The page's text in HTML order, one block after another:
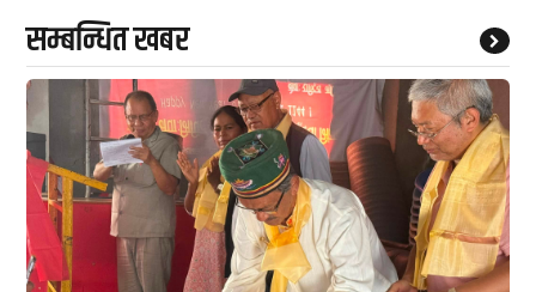
सम्बन्धित खबर